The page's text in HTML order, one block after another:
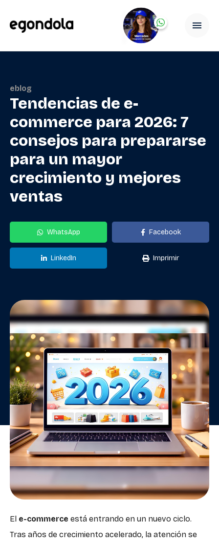
eblog
Tendencias de e-
commerce para 2026: 7
consejos para prepararse
para un mayor
crecimiento y mejores
ventas
WhatsApp Facebook
LinkedIn Imprimir
El e-commerce está entrando en un nuevo ciclo.
Tras años de crecimiento acelerado, la atención se